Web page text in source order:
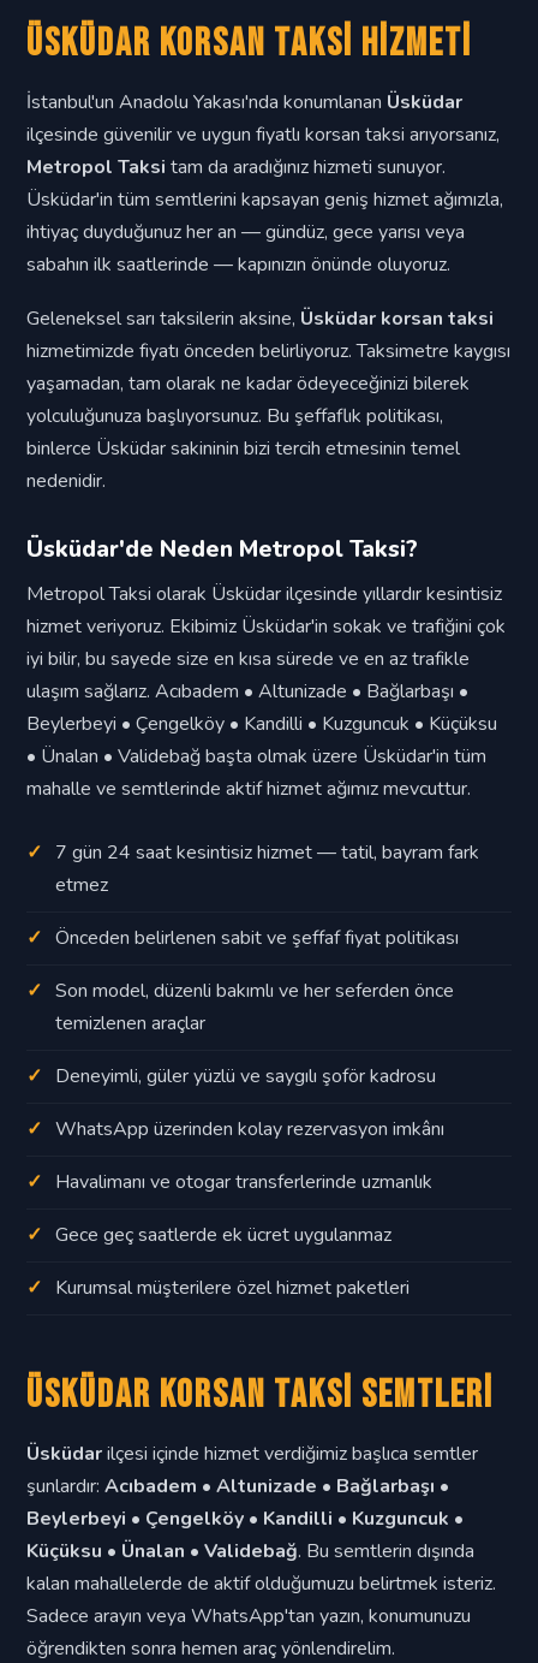
Üsküdar Korsan Taksi Hizmeti
İstanbul'un Anadolu Yakası'nda konumlanan Üsküdar
ilçesinde güvenilir ve uygun fiyatlı korsan taksi arıyorsanız,
Metropol Taksi tam da aradığınız hizmeti sunuyor.
Üsküdar'in tüm semtlerini kapsayan geniş hizmet ağımızla,
ihtiyaç duyduğunuz her an — gündüz, gece yarısı veya
sabahın ilk saatlerinde — kapınızın önünde oluyoruz.
Geleneksel sarı taksilerin aksine, Üsküdar korsan taksi
hizmetimizde fiyatı önceden belirliyoruz. Taksimetre kaygısı
yaşamadan, tam olarak ne kadar ödeyeceğinizi bilerek
yolculuğunuza başlıyorsunuz. Bu şeffaflık politikası,
binlerce Üsküdar sakininin bizi tercih etmesinin temel
nedenidir.
Üsküdar'de Neden Metropol Taksi?
Metropol Taksi olarak Üsküdar ilçesinde yıllardır kesintisiz
hizmet veriyoruz. Ekibimiz Üsküdar'in sokak ve trafiğini çok
iyi bilir, bu sayede size en kısa sürede ve en az trafikle
ulaşım sağlarız. Acıbadem • Altunizade • Bağlarbaşı •
Beylerbeyi • Çengelköy • Kandilli • Kuzguncuk • Küçüksu
• Ünalan • Validebağ başta olmak üzere Üsküdar'in tüm
mahalle ve semtlerinde aktif hizmet ağımız mevcuttur.
7 gün 24 saat kesintisiz hizmet — tatil, bayram fark
etmez
Önceden belirlenen sabit ve şeffaf fiyat politikası
Son model, düzenli bakımlı ve her seferden önce
temizlenen araçlar
Deneyimli, güler yüzlü ve saygılı şoför kadrosu
WhatsApp üzerinden kolay rezervasyon imkânı
Havalimanı ve otogar transferlerinde uzmanlık
Gece geç saatlerde ek ücret uygulanmaz
Kurumsal müşterilere özel hizmet paketleri
Üsküdar Korsan Taksi Semtleri
Üsküdarilçesi içinde hizmet verdiğimiz başlıca semtler
şunlardır:Acıbadem • Altunizade • Bağlarbaşı •
Beylerbeyi • Çengelköy • Kandilli • Kuzguncuk •
Küçüksu • Ünalan • Validebağ. Bu semtlerin dışında
kalan mahallelerde de aktif olduğumuzu belirtmek isteriz.
Sadece arayın veya WhatsApp'tan yazın, konumunuzu
öğrendikten sonra hemen araç yönlendirelim.